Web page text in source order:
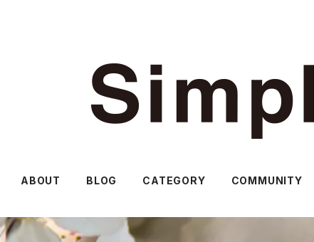
ABOUT BLOG CATEGORY COMMUNITY